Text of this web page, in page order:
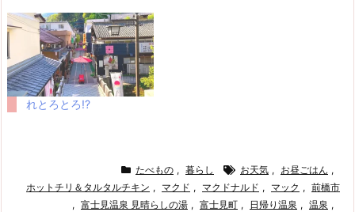
れとろとろ!?
たべもの , 暮らし お天気 , お昼ごはん ,
ホットチリ＆タルタルチキン , マクド , マクドナルド , マック , 前橋市
, 富士見温泉 見晴らしの湯 , 富士見町 , 日帰り温泉 , 温泉 ,